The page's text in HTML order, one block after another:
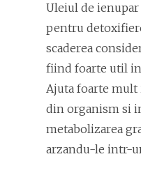
Uleiul de
pentru
scaderea
fiind foarte util
Ajuta foarte
din organism si
metabolizarea
arzandu-le intr-